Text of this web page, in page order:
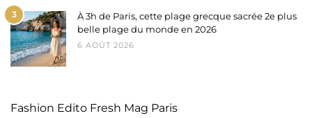
3
À 3h de Paris, cette plage grecque sacrée 2e plus
belle plage du monde en 2026
6 AOÛT 2026
Fashion Edito Fresh Mag Paris